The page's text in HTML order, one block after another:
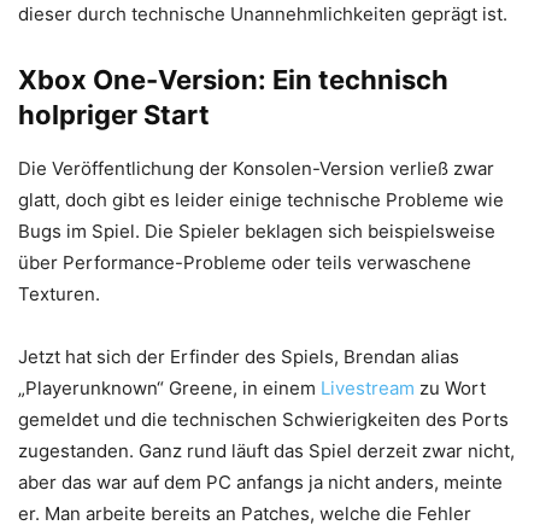
dieser durch technische Unannehmlichkeiten geprägt ist.
Xbox One-Version: Ein technisch
holpriger Start
Die Veröffentlichung der Konsolen-Version verließ zwar
glatt, doch gibt es leider einige technische Probleme wie
Bugs im Spiel. Die Spieler beklagen sich beispielsweise
über Performance-Probleme oder teils verwaschene
Texturen.
Jetzt hat sich der Erfinder des Spiels, Brendan alias
„Playerunknown“ Greene, in einem Livestream zu Wort
gemeldet und die technischen Schwierigkeiten des Ports
zugestanden. Ganz rund läuft das Spiel derzeit zwar nicht,
aber das war auf dem PC anfangs ja nicht anders, meinte
er. Man arbeite bereits an Patches, welche die Fehler